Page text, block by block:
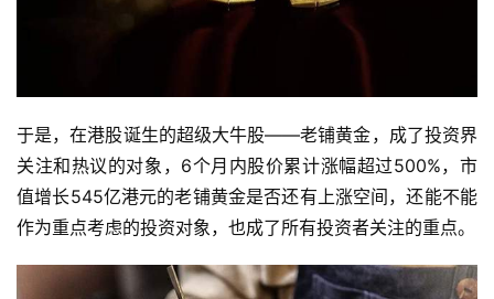
于是，在港股诞生的超级大牛股——老铺黄金，成了投资界
关注和热议的对象，6个月内股价累计涨幅超过500%，市
值增长545亿港元的老铺黄金是否还有上涨空间，还能不能
作为重点考虑的投资对象，也成了所有投资者关注的重点。